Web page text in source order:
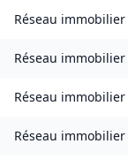
Réseau immobilier
Réseau immobilier
Réseau immobilier
Réseau immobilier